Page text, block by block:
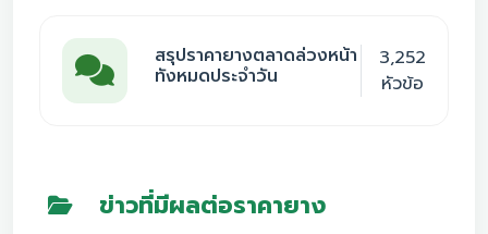
สรุปราคายางตลาดล่วงหน้า
ทังหมดประจำวัน
3,252
หัวข้อ
ข่าวที่มีผลต่อราคายาง